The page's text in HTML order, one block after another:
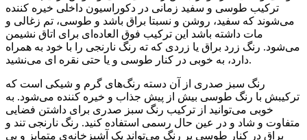
ترکیب طوسی و سفید زمانی در دکوراسیون داخلی خیره کننده
می‌شوند که سفید، روشن و نسبتا براق باشد و طوسی، تم زغالی و
مات داشته باشد این ترکیب فوق العاده‌ای برای اتاق نشیمن
می‌شود. رنگ زرد براق یا زردی که ته رنگ نارنجی را با خود به همراه
دارد، به خوبی در کنار طوسی و یا حتی نقره ای می‌نشید.
رنگ سبز صدری از آن دسته رنگ‌های گرم و شیکی است که
ترکیبش با رنگ طوسی بیش از پیش جذاب و خیره کننده می‌شود. به
خوبی می‌توانید از ترکیب رنگ سبز صدری برای داشتن فضایی
متفاوت و شاد و در عین حال رسمی استفاده کنید. رنگ نارنجی تند و
براق در کنار طوسی پر رنگ می‌تواند یک آشپزخانه‌ی متمایز و بی